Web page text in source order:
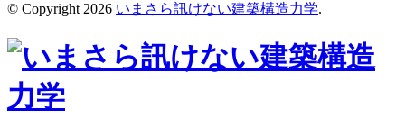
© Copyright 2026 いまさら訊けない建築構造力学.